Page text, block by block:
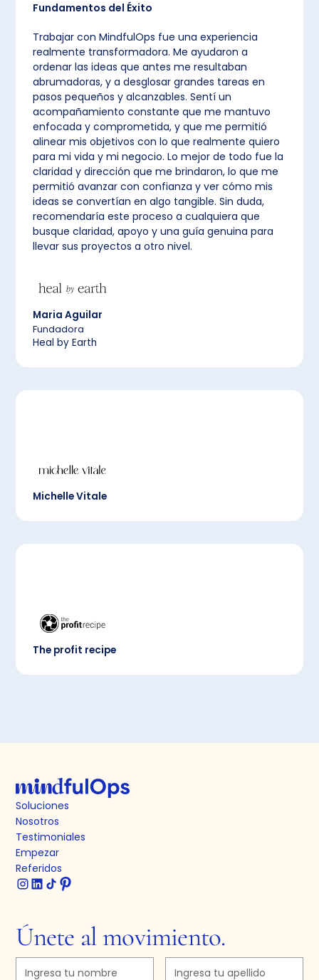
Fundamentos del Éxito
Trabajar con MindfulOps fue una experiencia
realmente transformadora. Me ayudaron a
ordenar las ideas que antes me resultaban
abrumadoras, y a desglosar grandes tareas en
pasos pequeños y alcanzables. Sentí un
acompañamiento constante que me mantuvo
enfocada y comprometida, y que me permitió
alinear mis objetivos con lo que realmente quiero
para mi vida y mi negocio. Lo mejor de todo fue la
claridad y dirección que me brindaron, lo que me
permitió avanzar con confianza y ver cómo mis
ideas se convertían en algo tangible. Sin duda,
recomendaría este proceso a cualquiera que
busque claridad, apoyo y una guía genuina para
llevar sus proyectos a otro nivel.
Maria Aguilar
Fundadora
Heal by Earth
Michelle Vitale
The profit recipe
Soluciones
Nosotros
Testimoniales
Empezar
Referidos
Únete al movimiento.